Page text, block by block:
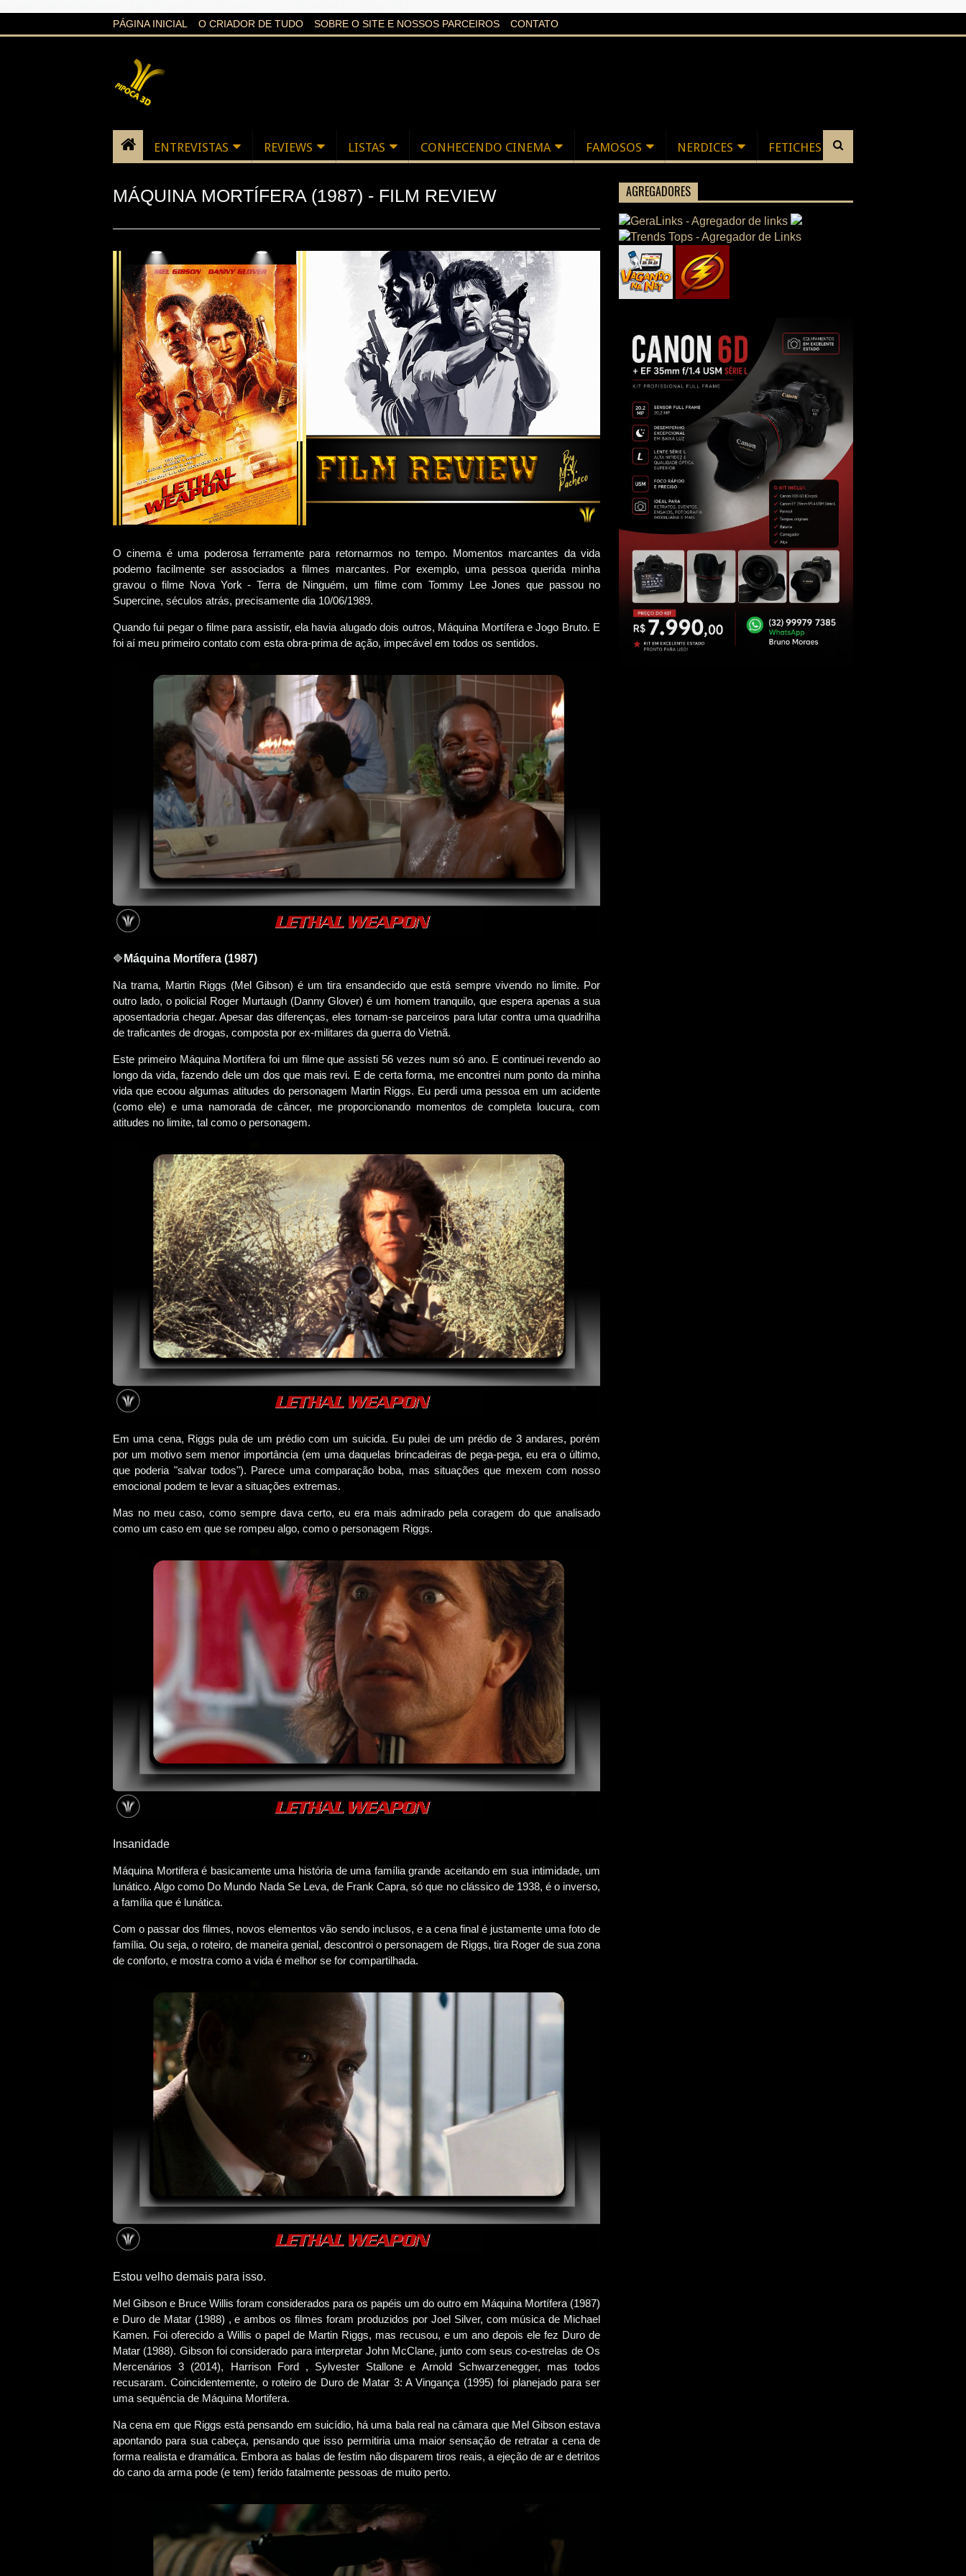
PÁGINA INICIAL O CRIADOR DE TUDO SOBRE O SITE E NOSSOS PARCEIROS CONTATO
ENTREVISTAS REVIEWS LISTAS CONHECENDO CINEMA FAMOSOS NERDICES FETICHES
MÁQUINA MORTÍFERA (1987) - FILM REVIEW
O cinema é uma poderosa ferramente para retornarmos no tempo. Momentos marcantes da vida
podemo facilmente ser associados a filmes marcantes. Por exemplo, uma pessoa querida minha
gravou o filme Nova York - Terra de Ninguém, um filme com Tommy Lee Jones que passou no
Supercine, séculos atrás, precisamente dia 10/06/1989.
Quando fui pegar o filme para assistir, ela havia alugado dois outros, Máquina Mortífera e Jogo Bruto. E
foi aí meu primeiro contato com esta obra-prima de ação, impecável em todos os sentidos.
🔷 Máquina Mortífera (1987)
Na trama, Martin Riggs (Mel Gibson) é um tira ensandecido que está sempre vivendo no limite. Por
outro lado, o policial Roger Murtaugh (Danny Glover) é um homem tranquilo, que espera apenas a sua
aposentadoria chegar. Apesar das diferenças, eles tornam-se parceiros para lutar contra uma quadrilha
de traficantes de drogas, composta por ex-militares da guerra do Vietnã.
Este primeiro Máquina Mortífera foi um filme que assisti 56 vezes num só ano. E continuei revendo ao
longo da vida, fazendo dele um dos que mais revi. E de certa forma, me encontrei num ponto da minha
vida que ecoou algumas atitudes do personagem Martin Riggs. Eu perdi uma pessoa em um acidente
(como ele) e uma namorada de câncer, me proporcionando momentos de completa loucura, com
atitudes no limite, tal como o personagem.
Em uma cena, Riggs pula de um prédio com um suicida. Eu pulei de um prédio de 3 andares, porém
por um motivo sem menor importância (em uma daquelas brincadeiras de pega-pega, eu era o último,
que poderia "salvar todos"). Parece uma comparação boba, mas situações que mexem com nosso
emocional podem te levar a situações extremas.
Mas no meu caso, como sempre dava certo, eu era mais admirado pela coragem do que analisado
como um caso em que se rompeu algo, como o personagem Riggs.
Insanidade
Máquina Mortifera é basicamente uma história de uma família grande aceitando em sua intimidade, um
lunático. Algo como Do Mundo Nada Se Leva, de Frank Capra, só que no clássico de 1938, é o inverso,
a família que é lunática.
Com o passar dos filmes, novos elementos vão sendo inclusos, e a cena final é justamente uma foto de
família. Ou seja, o roteiro, de maneira genial, descontroi o personagem de Riggs, tira Roger de sua zona
de conforto, e mostra como a vida é melhor se for compartilhada.
Estou velho demais para isso.
Mel Gibson e Bruce Willis foram considerados para os papéis um do outro em Máquina Mortífera (1987)
e Duro de Matar (1988) , e ambos os filmes foram produzidos por Joel Silver, com música de Michael
Kamen. Foi oferecido a Willis o papel de Martin Riggs, mas recusou, e um ano depois ele fez Duro de
Matar (1988). Gibson foi considerado para interpretar John McClane, junto com seus co-estrelas de Os
Mercenários 3 (2014), Harrison Ford , Sylvester Stallone e Arnold Schwarzenegger, mas todos
recusaram. Coincidentemente, o roteiro de Duro de Matar 3: A Vingança (1995) foi planejado para ser
uma sequência de Máquina Mortifera.
Na cena em que Riggs está pensando em suicídio, há uma bala real na câmara que Mel Gibson estava
apontando para sua cabeça, pensando que isso permitiria uma maior sensação de retratar a cena de
forma realista e dramática. Embora as balas de festim não disparem tiros reais, a ejeção de ar e detritos
do cano da arma pode (e tem) ferido fatalmente pessoas de muito perto.
AGREGADORES